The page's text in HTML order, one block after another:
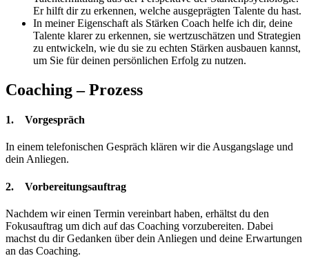
Er hilft dir zu erkennen, welche ausgeprägten Talente du hast.
In meiner Eigenschaft als Stärken Coach helfe ich dir, deine
Talente klarer zu erkennen, sie wertzuschätzen und Strategien
zu entwickeln, wie du sie zu echten Stärken ausbauen kannst,
um Sie für deinen persönlichen Erfolg zu nutzen.
Coaching – Prozess
1. Vorgespräch
In einem telefonischen Gespräch klären wir die Ausgangslage und
dein Anliegen.
2. Vorbereitungsauftrag
Nachdem wir einen Termin vereinbart haben, erhältst du den
Fokusauftrag um dich auf das Coaching vorzubereiten. Dabei
machst du dir Gedanken über dein Anliegen und deine Erwartungen
an das Coaching.